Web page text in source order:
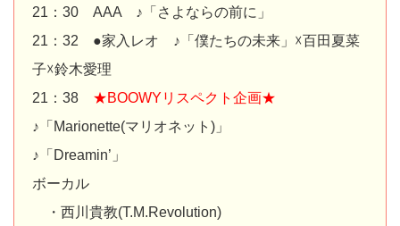
21：30 AAA ♪「さよならの前に」
21：32 ●家入レオ ♪「僕たちの未来」☓百田夏菜
子☓鈴木愛理
21：38 ★BOOWYリスペクト企画★
♪「Marionette(マリオネット)」
♪「Dreamin’」
ボーカル
・西川貴教(T.M.Revolution)